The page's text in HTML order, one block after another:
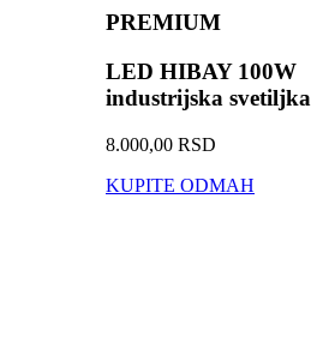
PREMIUM
LED HIBAY 100W
industrijska svetiljka
8.000,00 RSD
KUPITE ODMAH